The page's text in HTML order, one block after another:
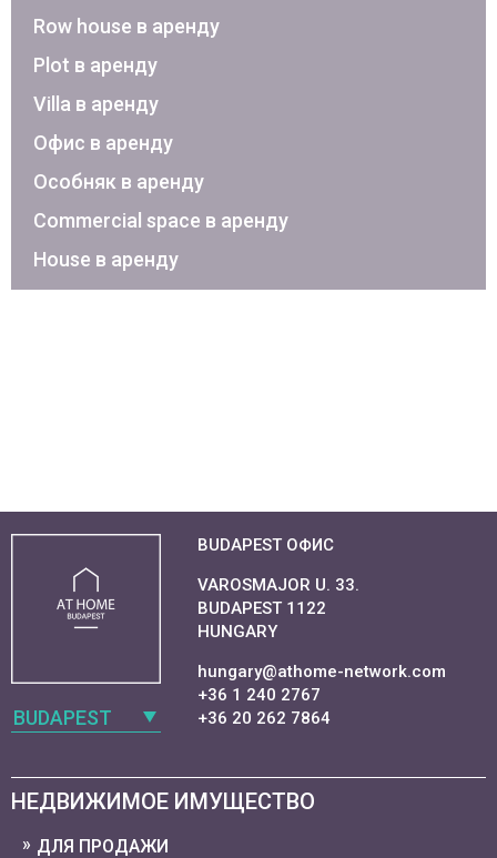
Row house в аренду
Plot в аренду
Villa в аренду
Офис в аренду
Особняк в аренду
Commercial space в аренду
House в аренду
BUDAPEST
BUDAPEST ОФИС
VAROSMAJOR U. 33.
BUDAPEST 1122
HUNGARY
hungary@athome-network.com
+36 1 240 2767
+36 20 262 7864
НЕДВИЖИМОЕ ИМУЩЕСТВО
ДЛЯ ПРОДАЖИ